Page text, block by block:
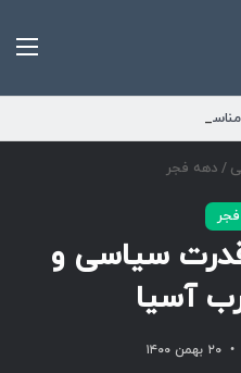
و موضوعی
/ دهه فجر
سیاسی و
آسیا
۲۰ بهمن ۱۴۰۰